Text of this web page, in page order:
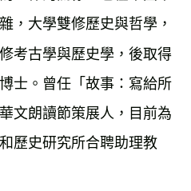
，大學雙修歷史與哲學，
考古學與歷史學，後取得
士。曾任「故事：寫給所
文朗讀節策展人，目前為
歷史研究所合聘助理教